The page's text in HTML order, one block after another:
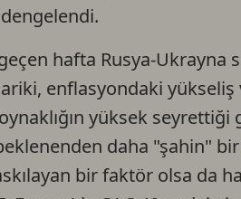
hafta Rusya-Ukrayna
enflasyondaki
yüksek
beklenenden daha "şahin"
bir faktör olsa da